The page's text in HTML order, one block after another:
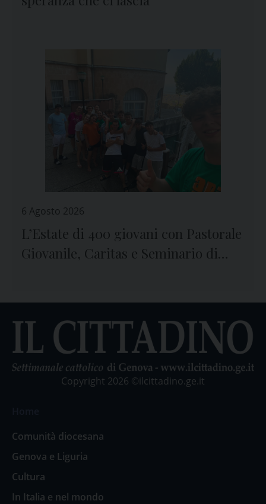
6 Agosto 2026
L’Estate di 400 giovani con Pastorale
Giovanile, Caritas e Seminario di
Copyright 2026 ©ilcittadino.ge.it
Comunità diocesana
Genova e Liguria
Cultura
In Italia e nel mondo